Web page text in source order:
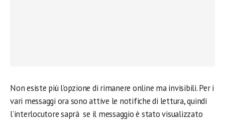
Non esiste più l’opzione di rimanere online ma invisibili. Per i
vari messaggi ora sono attive le notifiche di lettura, quindi
l’interlocutore saprà se il messaggio è stato visualizzato